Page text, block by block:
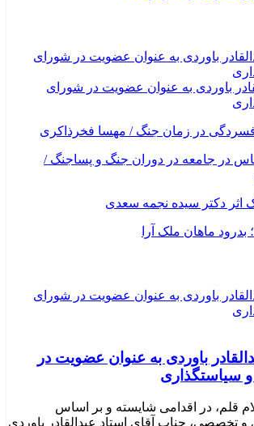
باوردی به عنوان عضویت در شورای
در زمان جنگ / مهسا فخرذاکری
در جامعه در دوران جنگ و پساجنگ /
اثر دکتر سیده نجمه سعدی
بدرود ماهان ملک آرا
باوردی به عنوان عضویت در
سیاستگذاری
قلم، در اقدامی شایسته و بر اساس
تخصصی، جناب آقای استاد عبدالقادر باوردی